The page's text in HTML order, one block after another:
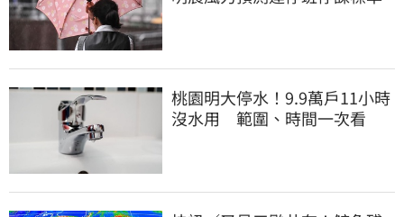
桃園明大停水！9.9萬戶11小時
沒水用 範圍、時間一次看